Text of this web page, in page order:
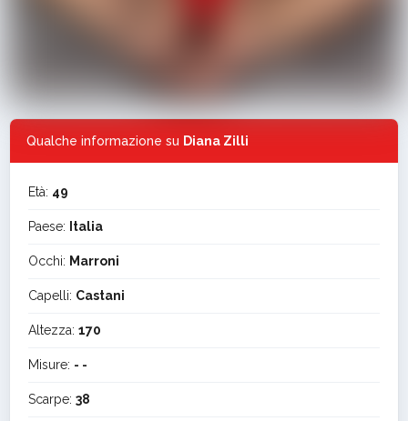
Qualche informazione su Diana Zilli
Età: 49
Paese: Italia
Occhi: Marroni
Capelli: Castani
Altezza: 170
Misure: - -
Scarpe: 38